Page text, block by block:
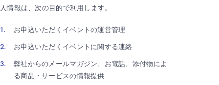
人情報は、次の目的で利用します。
お申込いただくイベントの運営管理
お申込いただくイベントに関する連絡
弊社からのメールマガジン、お電話、添付物によ
る商品・サービスの情報提供